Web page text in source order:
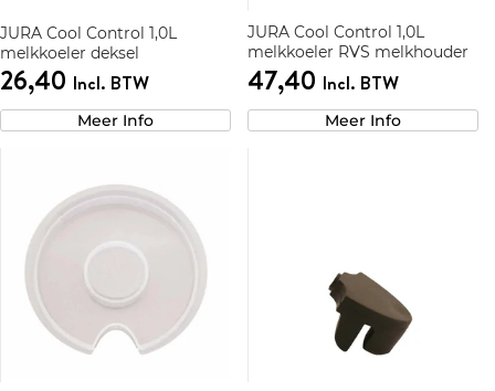
JURA Cool Control 1,0L
melkkoeler deksel
26,40 Incl. BTW
Meer Info
JURA Cool Control 1,0L
melkkoeler RVS melkhouder
47,40 Incl. BTW
Meer Info